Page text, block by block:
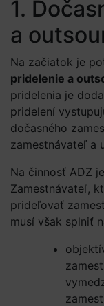
1.
a
Na začiatok je
pridelenie a
pridelenia je
pridelení
dočasného
zamestnávateľ a
Na činnosť ADZ
Zamestnávateľ,
prideľovať
musí však splniť